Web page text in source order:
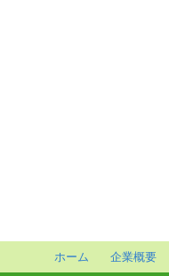
ホーム 企業概要